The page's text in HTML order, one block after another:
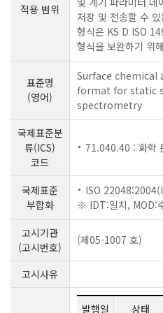
적용 범위
저장 및 전송할 수
형식은 KS D ISO
형식을 보완하기 위
표준명
(영어)
Surface
format for static
spectrometry
국제표준분
류(ICS)
코드
71.040.40 : 화학
국제표준
부합화
ISO
※ IDT:일치, MOD:
고시기관
(고시번호)
(제05-1007 호)
고시사유
발행일 상태